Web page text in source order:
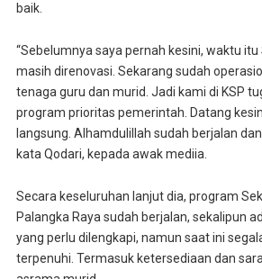
baik.
“Sebelumnya saya pernah kesini, waktu itu
masih direnovasi. Sekarang sudah
tenaga guru dan murid. Jadi kami di KSP
program prioritas pemerintah. Datang
langsung. Alhamdulillah sudah berjalan
kata Qodari, kepada awak mediia.
Secara keseluruhan lanjut dia, program
Palangka Raya sudah berjalan, sekalipun
yang perlu dilengkapi, namun saat ini
terpenuhi. Termasuk ketersediaan dan